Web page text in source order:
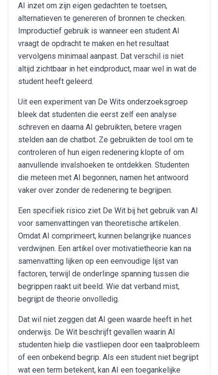
AI inzet om zijn eigen gedachten te toetsen,
alternatieven te genereren of bronnen te checken.
Improductief gebruik is wanneer een student AI
vraagt de opdracht te maken en het resultaat
vervolgens minimaal aanpast. Dat verschil is niet
altijd zichtbaar in het eindproduct, maar wel in wat de
student heeft geleerd.
Uit een experiment van De Wits onderzoeksgroep
bleek dat studenten die eerst zelf een analyse
schreven en daarna AI gebruikten, betere vragen
stelden aan de chatbot. Ze gebruikten de tool om te
controleren of hun eigen redenering klopte of om
aanvullende invalshoeken te ontdekken. Studenten
die meteen met AI begonnen, namen het antwoord
vaker over zonder de redenering te begrijpen.
Een specifiek risico ziet De Wit bij het gebruik van AI
voor samenvattingen van theoretische artikelen.
Omdat AI comprimeert, kunnen belangrijke nuances
verdwijnen. Een artikel over motivatietheorie kan na
samenvatting lijken op een eenvoudige lijst van
factoren, terwijl de onderlinge spanning tussen die
begrippen raakt uit beeld. Wie dat verband mist,
begrijpt de theorie onvolledig.
Dat wil niet zeggen dat AI geen waarde heeft in het
onderwijs. De Wit beschrijft gevallen waarin AI
studenten hielp die vastliepen door een taalprobleem
of een onbekend begrip. Als een student niet begrijpt
wat een term betekent, kan AI een toegankelijke